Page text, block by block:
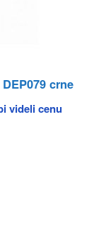
crne
videli cenu